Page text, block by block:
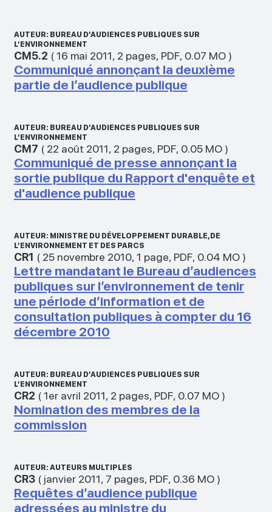
AUTEUR: BUREAU D’AUDIENCES PUBLIQUES SUR
L’ENVIRONNEMENT
CM5.2 (16 mai 2011, 2 pages, PDF, 0.07 MO)
Communiqué annonçant la deuxième
partie de l’audience publique
AUTEUR: BUREAU D’AUDIENCES PUBLIQUES SUR
L’ENVIRONNEMENT
CM7 ( 22 août 2011, 2 pages, PDF, 0.05 MO)
Communiqué de presse annonçant la
sortie publique du Rapport d'enquête et
d'audience publique
AUTEUR: MINISTRE DU DÉVELOPPEMENT DURABLE, DE
L’ENVIRONNEMENT ET DES PARCS
CR1 ( 25 novembre 2010, 1 page, PDF, 0.04 MO)
Lettre mandatant le Bureau d’audiences
publiques sur l’environnement de tenir
une période d’information et de
consultation publiques à compter du 16
décembre 2010
AUTEUR: BUREAU D’AUDIENCES PUBLIQUES SUR
L’ENVIRONNEMENT
CR2 (1er avril 2011, 2 pages, PDF, 0.07 MO)
Nomination des membres de la
commission
AUTEUR: AUTEURS MULTIPLES
CR3( janvier 2011, 7 pages, PDF, 0.36 MO)
Requêtes d’audience publique
adressées au ministre du